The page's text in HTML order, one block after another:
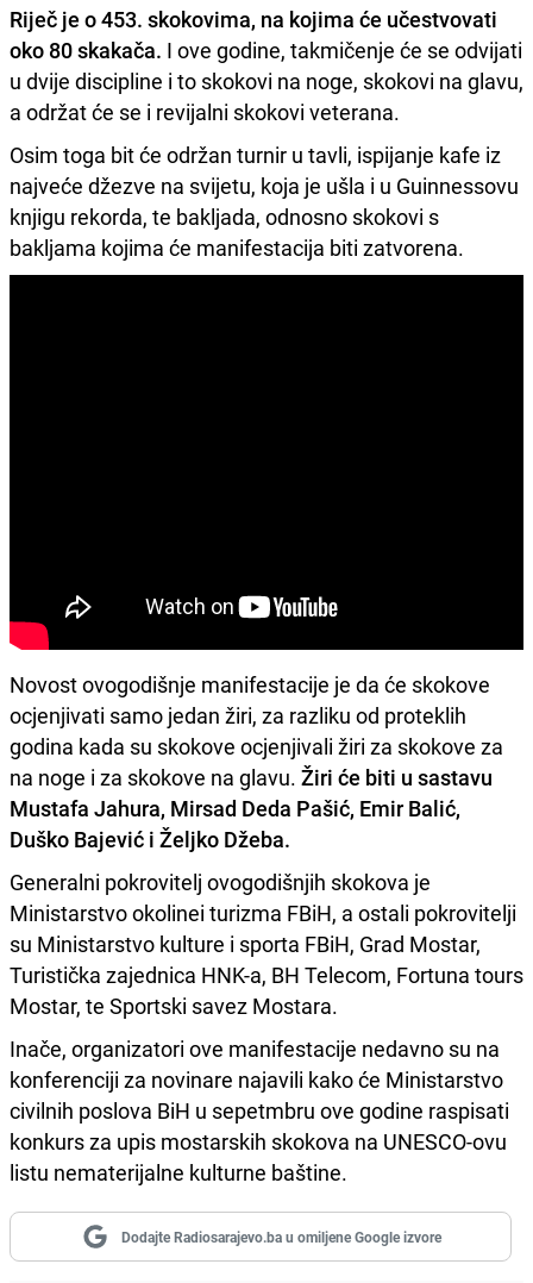
Riječ je o 453. skokovima, na kojima će učestvovati
oko 80 skakača. I ove godine, takmičenje će se odvijati
u dvije discipline i to skokovi na noge, skokovi na glavu,
a održat će se i revijalni skokovi veterana.
Osim toga bit će održan turnir u tavli, ispijanje kafe iz
najveće džezve na svijetu, koja je ušla i u Guinnessovu
knjigu rekorda, te bakljada, odnosno skokovi s
bakljama kojima će manifestacija biti zatvorena.
Novost ovogodišnje manifestacije je da će skokove
ocjenjivati samo jedan žiri, za razliku od proteklih
godina kada su skokove ocjenjivali žiri za skokove za
na noge i za skokove na glavu. Žiri će biti u sastavu
Mustafa Jahura, Mirsad Deda Pašić, Emir Balić,
Duško Bajević i Željko Džeba.
Generalni pokrovitelj ovogodišnjih skokova je
Ministarstvo okolinei turizma FBiH, a ostali pokrovitelji
su Ministarstvo kulture i sporta FBiH, Grad Mostar,
Turistička zajednica HNK-a, BH Telecom, Fortuna tours
Mostar, te Sportski savez Mostara.
Inače, organizatori ove manifestacije nedavno su na
konferenciji za novinare najavili kako će Ministarstvo
civilnih poslova BiH u sepetmbru ove godine raspisati
konkurs za upis mostarskih skokova na UNESCO-ovu
listu nematerijalne kulturne baštine.
Dodajte Radiosarajevo.ba u omiljene Google izvore